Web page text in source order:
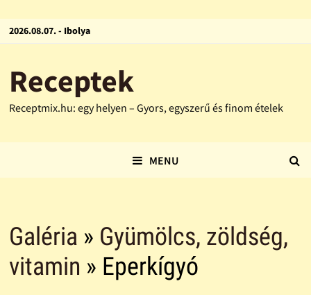
2026.08.07. - Ibolya
Receptek
Receptmix.hu: egy helyen – Gyors, egyszerű és finom ételek
MENU
Galéria » Gyümölcs, zöldség,
vitamin » Eperkígyó